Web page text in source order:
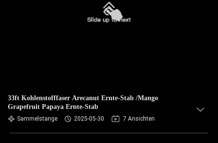
33ft Kohlenstofffaser Arecanut Ernte-Stab /Mango
Grapefruit Papaya Ernte-Stab
Sammelstange 2025-05-30 7 Ansichten